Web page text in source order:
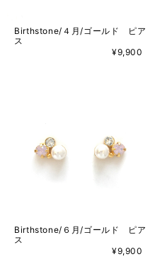
Birthstone/４月/ゴールド ピア
ス
¥9,900
Birthstone/６月/ゴールド ピア
ス
¥9,900